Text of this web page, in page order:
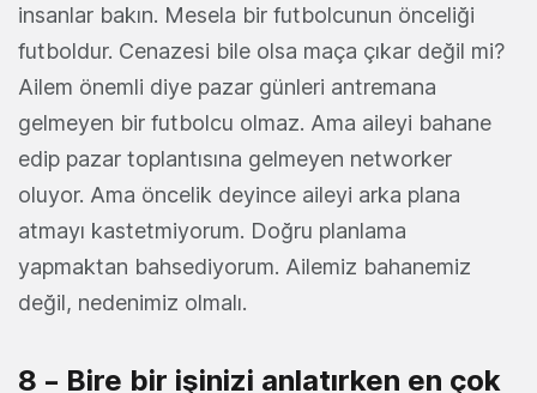
insanlar bakın. Mesela bir futbolcunun önceliği
futboldur. Cenazesi bile olsa maça çıkar değil mi?
Ailem önemli diye pazar günleri antremana
gelmeyen bir futbolcu olmaz. Ama aileyi bahane
edip pazar toplantısına gelmeyen networker
oluyor. Ama öncelik deyince aileyi arka plana
atmayı kastetmiyorum. Doğru planlama
yapmaktan bahsediyorum. Ailemiz bahanemiz
değil, nedenimiz olmalı.
8 – Bire bir işinizi anlatırken en çok